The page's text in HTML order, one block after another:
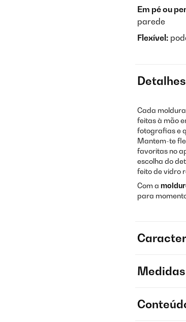
Em pé ou
parede
Flexível:
Cada
feitas à mão
fotografias e
Mantem-te
favoritas no
escolha do
feito de vidro
Com a
para